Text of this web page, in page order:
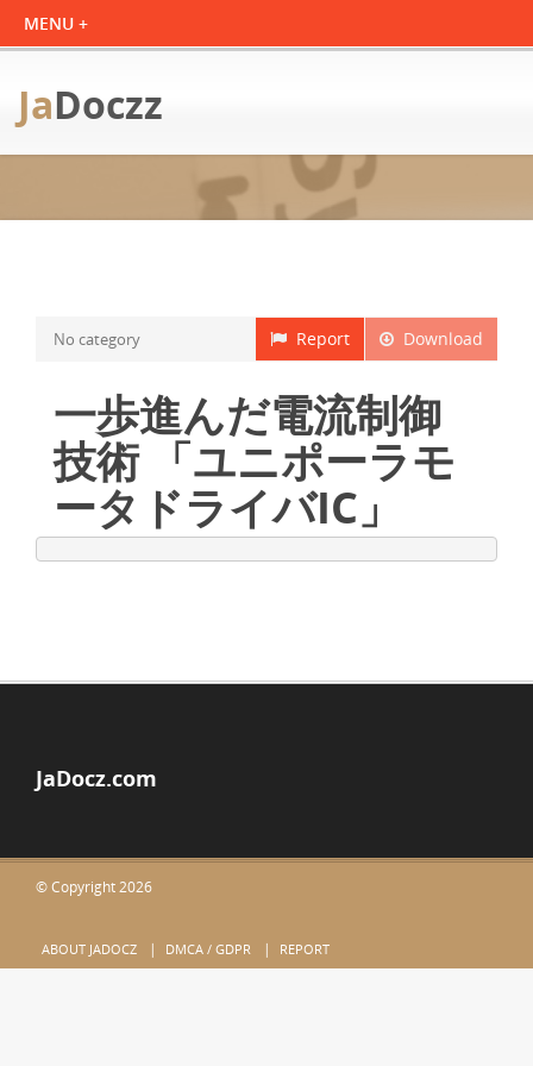
JaDoczz
Download
Report
No category
一歩進んだ電流制御
技術 「ユニポーラモ
ータドライバIC」
JaDocz.com
© Copyright 2026
ABOUT JADOCZ DMCA / GDPR REPORT